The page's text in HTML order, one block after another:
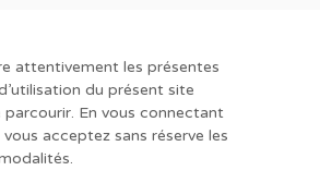
t
i
q
u
attentivement les présentes
du présent site
parcourir. En vous connectant
acceptez sans réserve les